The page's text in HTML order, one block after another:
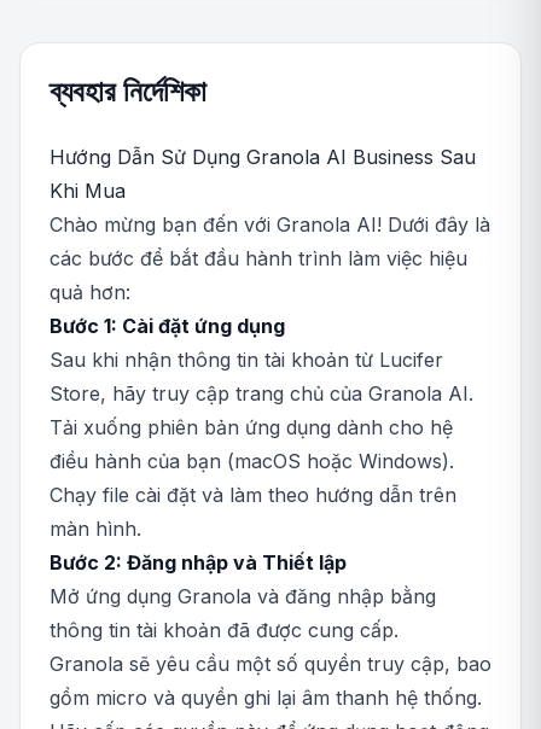
ব্যবহার নির্দেশিকা
Hướng Dẫn Sử Dụng Granola AI Business Sau
Khi Mua
Chào mừng bạn đến với Granola AI! Dưới đây là
các bước để bắt đầu hành trình làm việc hiệu
quả hơn:
Bước 1: Cài đặt ứng dụng
Sau khi nhận thông tin tài khoản từ Lucifer
Store, hãy truy cập trang chủ của Granola AI.
Tải xuống phiên bản ứng dụng dành cho hệ
điều hành của bạn (macOS hoặc Windows).
Chạy file cài đặt và làm theo hướng dẫn trên
màn hình.
Bước 2: Đăng nhập và Thiết lập
Mở ứng dụng Granola và đăng nhập bằng
thông tin tài khoản đã được cung cấp.
Granola sẽ yêu cầu một số quyền truy cập, bao
gồm micro và quyền ghi lại âm thanh hệ thống.